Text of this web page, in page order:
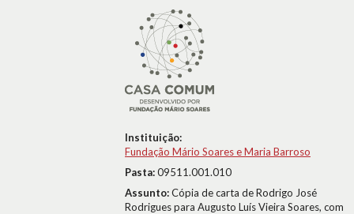
Instituição:
Fundação Mário Soares e Maria Barroso
Pasta:09511.001.010
Assunto:Cópia de carta de Rodrigo José
Rodrigues para Augusto Luís Vieira Soares, com